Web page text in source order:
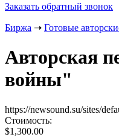
Заказать обратный звонок
Биржа ➝ Готовые
Авторская
войны"
https://newsound.su/sites/
Стоимость:
$1,300.00